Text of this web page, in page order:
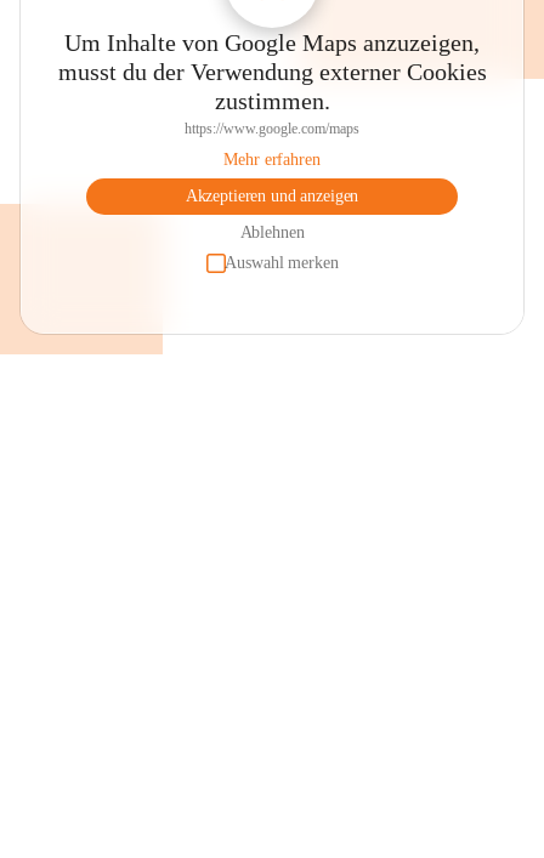
Um Inhalte von Google Maps anzuzeigen,
musst du der Verwendung externer Cookies
zustimmen.
https://www.google.com/maps
Mehr erfahren
Akzeptieren und anzeigen
Ablehnen
Auswahl merken